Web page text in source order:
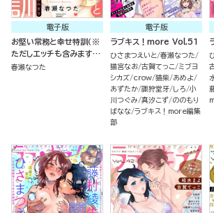
電子版
お堅い常務と幸せ特訓（※
ただしエッチも含みます）
（2）
春瀬なつた
電子版
ラブキス！more Vol.51
ひさまつえいと 春瀬なつた
猫宮なお 古賀てっこ ミブヨ
シカズ crow 猫柴 あめよ
あずたか 諏狩堂牙 しろ 小
川つぐみ 真汐こず ののもり
ばなな ラブキス！more編集
部